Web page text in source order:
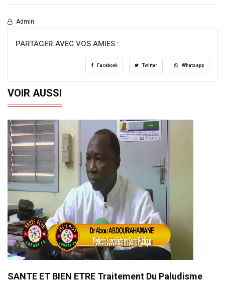
Admin
PARTAGER AVEC VOS AMIES :
Facebook Twitter Whatsapp
VOIR AUSSI
SANTE ET BIEN ETRE Traitement Du Paludisme